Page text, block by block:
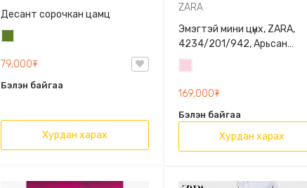
Десант сорочкан цамц
79,000₮
Бэлэн байгаа
Хурдан харах
ZARA
Эмэгтэй мини цүнх, ZARA,
4234/201/942, Арьсан
материалтай, LIMITED EDITION
OVAL LEATHER HANDBAG TRF
169,000₮
Бэлэн байгаа
Хурдан харах